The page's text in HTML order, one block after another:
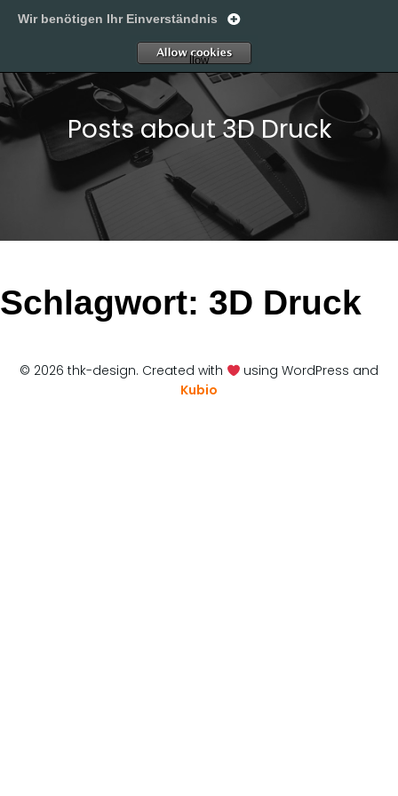
thk-design
Posts about 3D Druck
Schlagwort: 3D Druck
© 2026 thk-design. Created with
using WordPress and
Kubio
Wir benötigen Ihr Einverständnis
llow